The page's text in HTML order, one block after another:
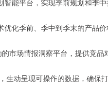
智能平台，实现季前规划和季
优化季前、季中到季末的产品
市场情报洞察平台，提供竞
生动呈现可操作的数据，确保